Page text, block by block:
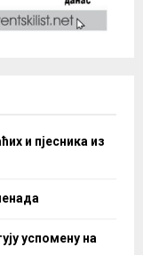
и пјесника из
успомену на